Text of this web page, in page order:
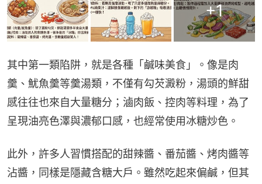
+1
其中第一類陷阱，就是各種「鹹味美食」。像是肉
羹、魷魚羹等羹湯類，不僅有勾芡澱粉，湯頭的鮮甜
感往往也來自大量糖分；滷肉飯、控肉等料理，為了
呈現油亮色澤與濃郁口感，也經常使用冰糖炒色。
此外，許多人習慣搭配的甜辣醬、番茄醬、烤肉醬等
沾醬，同樣是隱藏含糖大戶。雖然吃起來偏鹹，但其